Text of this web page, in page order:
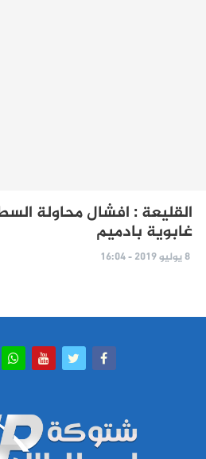
القليعة : افشال محاولة
غابوية بادميم
8 يوليو 2019 - 16:04